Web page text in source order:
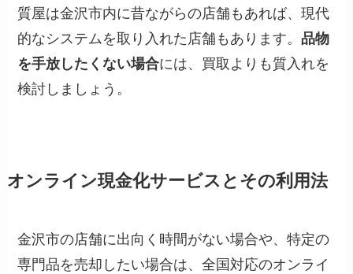
質屋は金沢市内に昔ながらの店舗もあれば、現代
的なシステムを取り入れた店舗もあります。 品物
を手放したくない場合には、買取よりも質入れを
検討しましょう。
オンライン現金化サービスとその利用法
金沢市の店舗に出向く時間がない場合や、特定の
専門品を売却したい場合は、全国対応のオンライ